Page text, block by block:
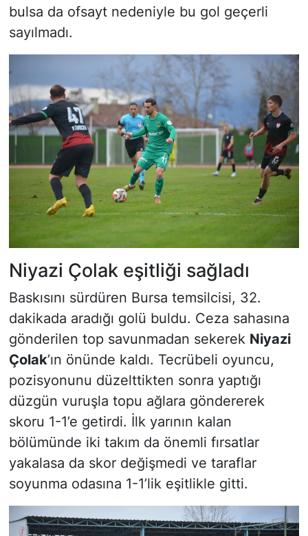
bulsa da ofsayt nedeniyle bu gol geçerli
sayılmadı.
Niyazi Çolak eşitliği sağladı
Baskısını sürdüren Bursa temsilcisi, 32.
dakikada aradığı golü buldu. Ceza sahasına
gönderilen top savunmadan sekerek Niyazi
Çolak’ın önünde kaldı. Tecrübeli oyuncu,
pozisyonunu düzelttikten sonra yaptığı
düzgün vuruşla topu ağlara göndererek
skoru 1-1’e getirdi. İlk yarının kalan
bölümünde iki takım da önemli fırsatlar
yakalasa da skor değişmedi ve taraflar
soyunma odasına 1-1’lik eşitlikle gitti.